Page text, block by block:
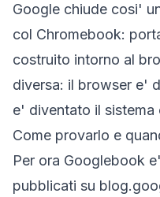
Google chiude cosi'
col Chromebook:
costruito intorno al
diversa: il browser e'
e' diventato il sistema
Come provarlo e
Per ora Googlebook
pubblicati su